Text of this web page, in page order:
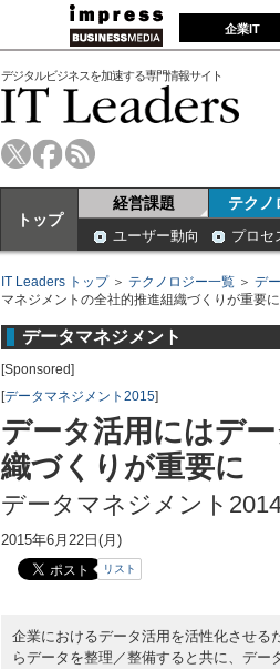
企業IT
デジタルビジネスを加速する専門情報サイト
トップ
経営課題 テクノ
ユーザー動向 プロセ
IT Leaders トップ＞ テクノロジー一覧 ＞ デ
マネジメントの全社的推進組織づくりが重要に
データマネジメント
[Sponsored]
[データマネジメント2015]
データ活用にはデ
織づくりが重要に
データマネジメント
2015年6月22日(月)
リスト
企業におけるデータ活用を活性化させる
らデータを整理／整備すると共に、デー